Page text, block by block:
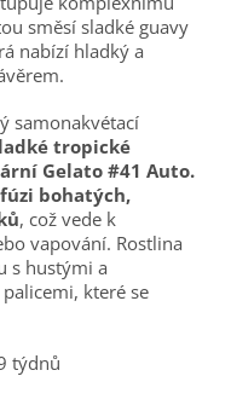
směsí sladké guavy
nabízí hladký a
samonakvétací
tropické
Gelato #41 Auto.
bohatých,
, což vede k
vapování. Rostlina
s hustými a
které se
týdnů